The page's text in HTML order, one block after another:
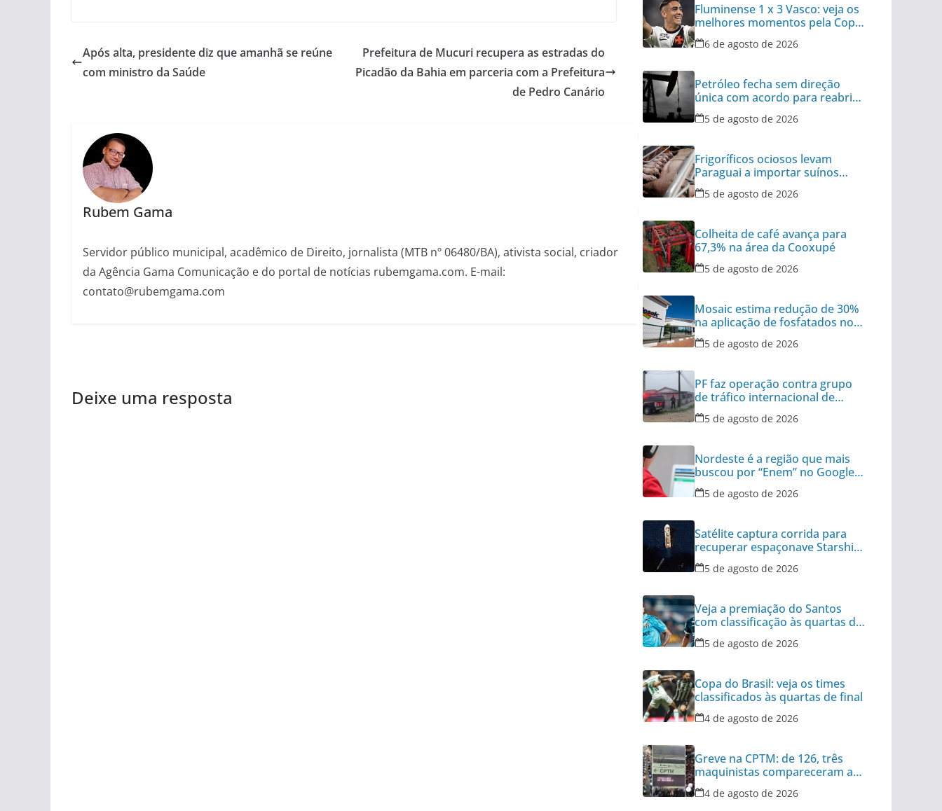
Após alta, presidente diz que amanhã se reúne
com ministro da Saúde
Prefeitura de Mucuri recupera as estradas do
Picadão da Bahia em parceria com a Prefeitura
de Pedro Canário
Rubem Gama
Servidor público municipal, acadêmico de Direito, jornalista (MTB nº 06480/BA), ativista social, criador
da Agência Gama Comunicação e do portal de notícias rubemgama.com. E-mail:
contato@rubemgama.com
Deixe uma resposta
Fluminense 1 x 3 Vasco: veja os
melhores momentos pela Copa
do Brasil
6 de agosto de 2026
Petróleo fecha sem direção
única com acordo para reabrir
Ormuz no radar
5 de agosto de 2026
Frigoríficos ociosos levam
Paraguai a importar suínos
vivos do Brasil
5 de agosto de 2026
Colheita de café avança para
67,3% na área da Cooxupé
5 de agosto de 2026
Mosaic estima redução de 30%
na aplicação de fosfatados no
Brasil
5 de agosto de 2026
PF faz operação contra grupo
de tráfico internacional de
armas
5 de agosto de 2026
Nordeste é a região que mais
buscou por “Enem” no Google
no último ano
5 de agosto de 2026
Satélite captura corrida para
recuperar espaçonave Starship
no Oceano
5 de agosto de 2026
Veja a premiação do Santos
com classificação às quartas da
Copa do Brasil
5 de agosto de 2026
Copa do Brasil: veja os times
classificados às quartas de final
4 de agosto de 2026
Greve na CPTM: de 126, três
maquinistas compareceram ao
serviço nesta terça
4 de agosto de 2026